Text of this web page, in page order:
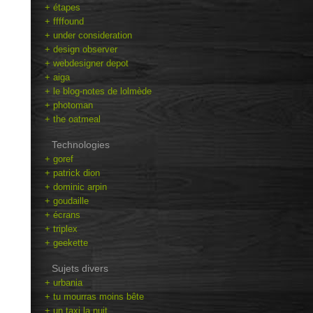
+ étapes
+ ffffound
+ under consideration
+ design observer
+ webdesigner depot
+ aiga
+ le blog-notes de lolmède
+ photoman
+ the oatmeal
Technologies
+ goref
+ patrick dion
+ dominic arpin
+ goudaille
+ écrans
+ triplex
+ geekette
Sujets divers
+ urbania
+ tu mourras moins bête
+ un taxi la nuit